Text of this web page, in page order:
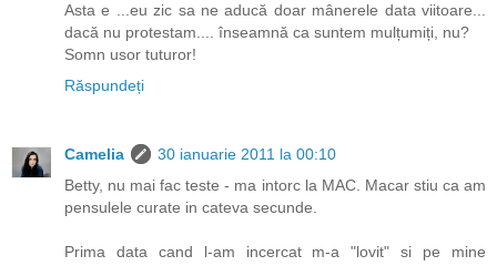
Asta e ...eu zic sa ne aducă doar mânerele data viitoare...
dacă nu protestam.... înseamnă ca suntem mulțumiți, nu?
Somn usor tuturor!
Răspundeți
Camelia
30 ianuarie 2011 la 00:10
Betty, nu mai fac teste - ma intorc la MAC. Macar stiu ca am
pensulele curate in cateva secunde.
Prima data cand l-am incercat m-a "lovit" si pe mine